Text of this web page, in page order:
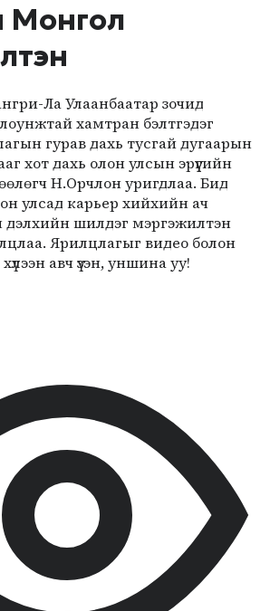
Монгол
Ла Улаанбаатар зочид
хамтран бэлтгэдэг
гурав дахь тусгай дугаарын
хот дахь олон улсын эрүүгийн
Н.Орчлон уригдлаа. Бид
улсад карьер хийхийн ач
дэлхийн шилдэг мэргэжилтэн
Ярилцлагыг видео болон
авч үзэн, уншина уу!